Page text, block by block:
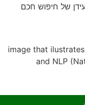
של חיפוש חכם